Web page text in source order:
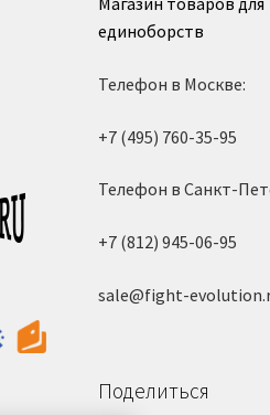
единоборств
Телефон в Москве:
+7 (495) 760-35-95
Телефон в Санкт-
+7 (812) 945-06-95
sale@fight-
Поделиться